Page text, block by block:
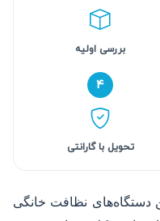
بررسی اولیه
۴
تحویل با گارانتی
دستگاه‌های نظافت خانگی